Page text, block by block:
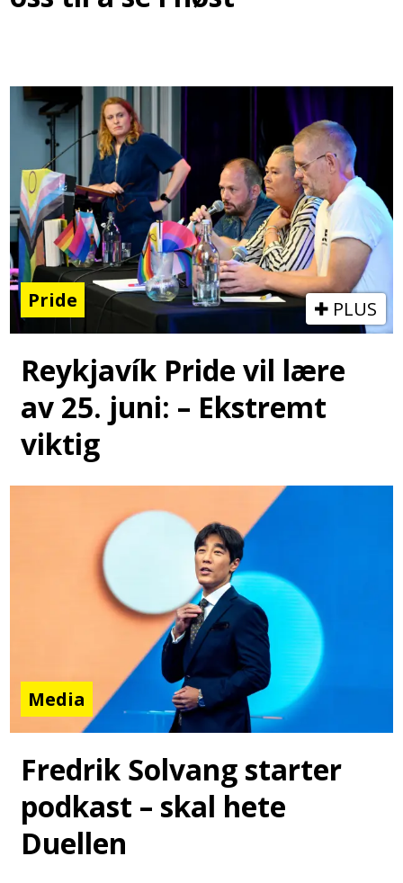
Pride PLUS
Reykjavík Pride vil lære
av 25. juni: – Ekstremt
viktig
Media
Fredrik Solvang starter
podkast – skal hete
Duellen